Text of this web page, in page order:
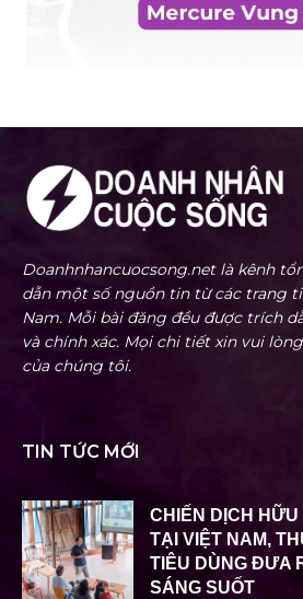
Doanhnhancuocsong.net là kênh
dẫn một số nguồn tin từ các trang
Nam. Mỗi bài đăng đều được trích
và chính xác. Mọi chi tiết xin vui
của chúng tôi.
TIN TỨC MỚI
CHIẾN DỊCH
TẠI VIỆT NAM,
TIÊU DÙNG ĐƯA
SÁNG SUỐT